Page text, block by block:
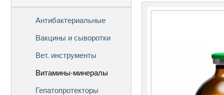
Антибактериальные
Вакцины и сыворотки
Вет. инструменты
Витамины-минералы
Гепатопротекторы